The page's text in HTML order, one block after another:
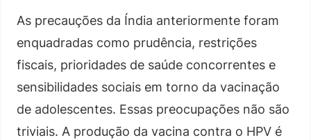
As precauções da Índia anteriormente foram
enquadradas como prudência, restrições
fiscais, prioridades de saúde concorrentes e
sensibilidades sociais em torno da vacinação
de adolescentes. Essas preocupações não são
triviais. A produção da vacina contra o HPV é